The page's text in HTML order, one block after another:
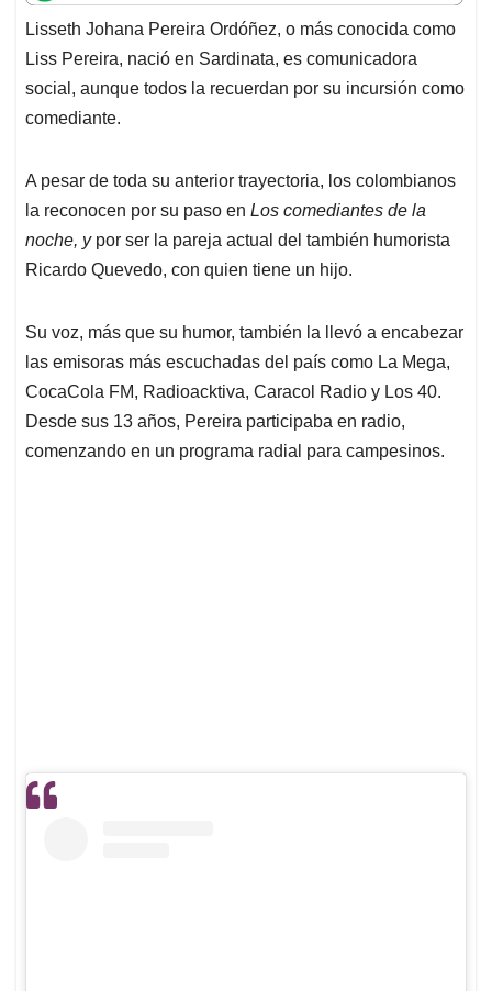
t
s
A
p
p
e
b
o
o
k
k
e
d
I
i
l
e
a
d
s
Lisseth Johana Pereira Ordóñez, o más conocida como
Liss Pereira, nació en Sardinata, es comunicadora
social, aunque todos la recuerdan por su incursión como
comediante.
A pesar de toda su anterior trayectoria, los colombianos
la reconocen por su paso en Los comediantes de la
noche, ypor ser la pareja actual del también humorista
Ricardo Quevedo, con quien tiene un hijo.
Su voz, más que su humor, también la llevó a encabezar
las emisoras más escuchadas del país como La Mega,
CocaCola FM, Radioacktiva, Caracol Radio y Los 40.
Desde sus 13 años, Pereira participaba en radio,
comenzando en un programa radial para campesinos.